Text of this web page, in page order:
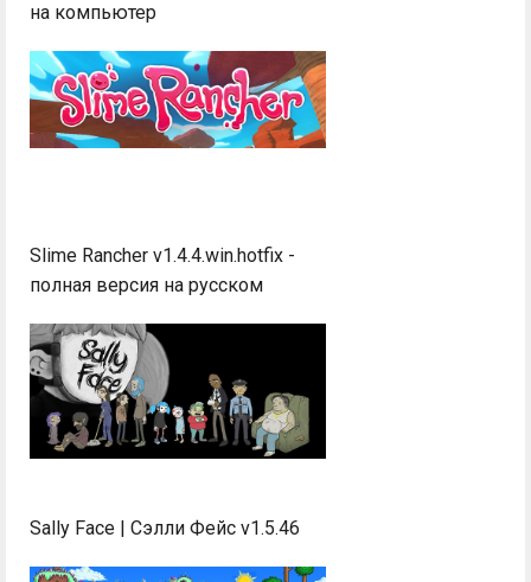
на компьютер
Slime Rancher v1.4.4.win.hotfix -
полная версия на русском
Sally Face | Сэлли Фейс v1.5.46